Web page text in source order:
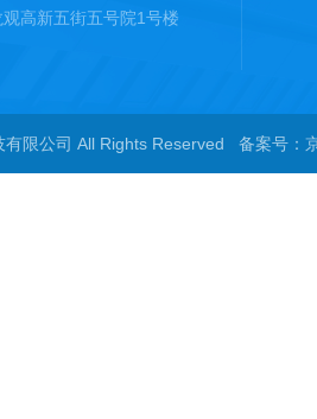
高新五街五号院1号楼
有限公司 All Rights Reserved 备案号：